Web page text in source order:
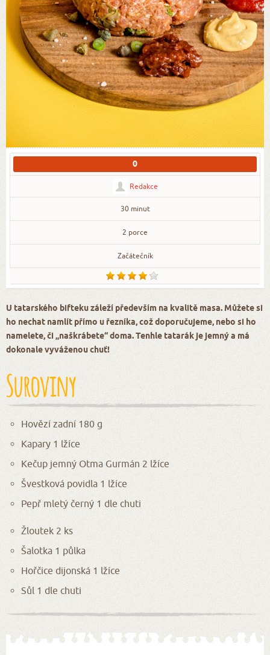
0
Redakce
30 minut
2 porce
Začátečník
U tatarského bifteku záleží především na kvalitě masa. Můžete si
ho nechat namlít přímo u řezníka, což doporučujeme, nebo si ho
namelete, či „naškrábete“ doma. Tenhle tatarák je jemný a má
dokonale vyváženou chuť!
Suroviny
Hovězí zadní 180 g
Kapary 1 lžíce
Kečup jemný Otma Gurmán 2 lžíce
Švestková povidla 1 lžíce
Pepř mletý černý 1 dle chuti
Žloutek 2 ks
Šalotka 1 půlka
Hořčice dijonská 1 lžíce
Sůl 1 dle chuti